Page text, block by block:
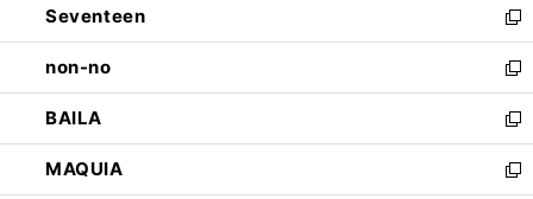
く
で
開
く
ド
ウ
で
開
く
Seventeen
新
し
い
ウ
ィ
ン
ド
non-no
新
し
い
ウ
ィ
BAILA
新
し
い
MAQUIA
新